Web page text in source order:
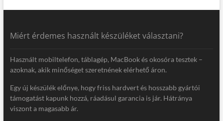
Miért érdemes használt készüléket választani?
Használt mobiltelefon, táblagép, MacBook és okosóra tesztek –
azoknak, akik minőséget szeretnének elérhető áron.
Egy új készülék előnye, hogy friss hardvert és hosszabb gyártói
támogatást kapunk hozzá, ráadásul garancia is jár. Hátránya
viszont a magasabb ár.